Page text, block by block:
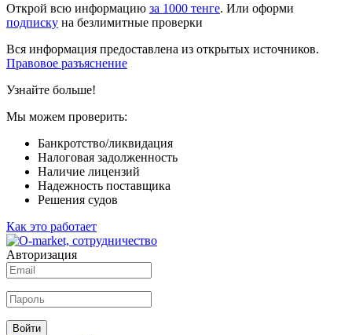
Открой всю информацию за 1000 тенге. Или оформи
подписку на безлимитные проверки
Вся информация предоставлена из открытых источников.
Правовое разъяснение
Узнайте больше!
Мы можем проверить:
Банкротство/ликвидация
Налоговая задолженность
Наличие лицензий
Надежность поставщика
Решения судов
Как это работает
Авторизация
Войти